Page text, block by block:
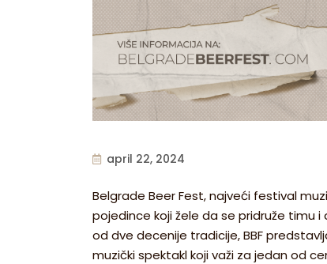
april 22, 2024
Belgrade Beer Fest, najveći festival
pojedince koji žele da se pridruže timu
od dve decenije tradicije, BBF
muzički spektakl koji važi za jedan od